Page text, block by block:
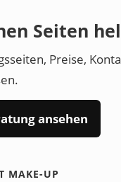
Seiten
Preise,
ansehen
MAKE-UP